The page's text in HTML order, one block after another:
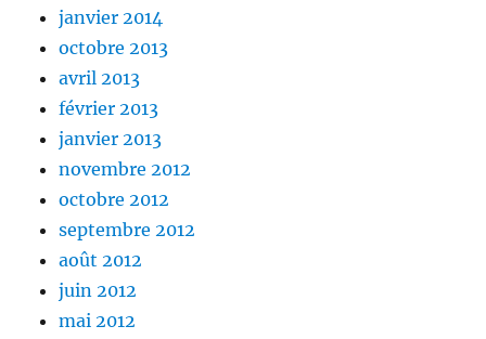
janvier 2014
octobre 2013
avril 2013
février 2013
janvier 2013
novembre 2012
octobre 2012
septembre 2012
août 2012
juin 2012
mai 2012